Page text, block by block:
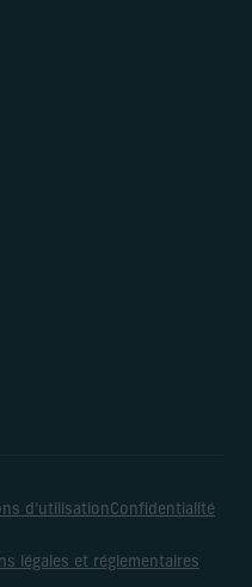
d’utilisationConfidentialité
légales et réglementaires